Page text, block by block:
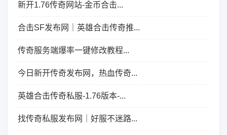
新开1.76传奇网站-金币合击...
合击SF发布网｜英雄合击传奇推...
传奇服务端爆率一键修改教程...
今日新开传奇发布网，热血传奇...
英雄合击传奇私服-1.76版本-...
找传奇私服发布网｜好服不迷路...